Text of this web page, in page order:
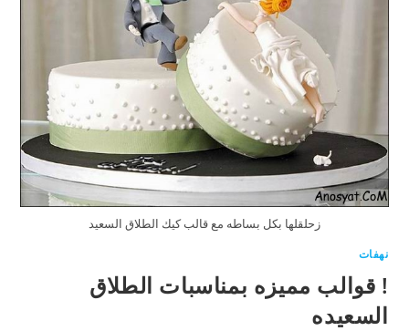
زحلقلها بكل بساطه مع قالب كيك الطلاق السعيد
نهفات
! قوالب مميزه بمناسبات الطلاق
السعيده